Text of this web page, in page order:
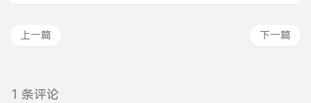
下一篇
上一篇
1 条评论